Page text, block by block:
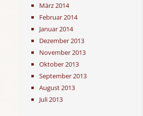
März 2014
Februar 2014
Januar 2014
Dezember 2013
November 2013
Oktober 2013
September 2013
August 2013
Juli 2013